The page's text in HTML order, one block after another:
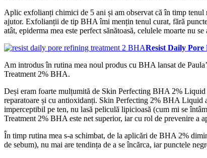
Aplic exfolianți chimici de 5 ani și am observat că în timp tenul
ajutor. Exfolianții de tip BHA îmi mențin tenul curat, fără
atât, epiderma mea este perfect sănătoasă, celulele moarte nu
Resist Daily
Am introdus în rutina mea noul produs cu BHA lansat de
Treatment 2% BHA.
Deși eram foarte mulțumită de Skin Perfecting BHA 2%
reparatoare și cu antioxidanți. Skin Perfecting 2% BHA
imperceptibil pe ten, nu lasă peliculă lipicioasă (cum mi se
Treatment 2% BHA este net superior, iar cu rol de prevenire a
În timp rutina mea s-a schimbat, de la aplicări de BHA 2%
de sebum), nu mai are tendința de a se încărca, iar punctele